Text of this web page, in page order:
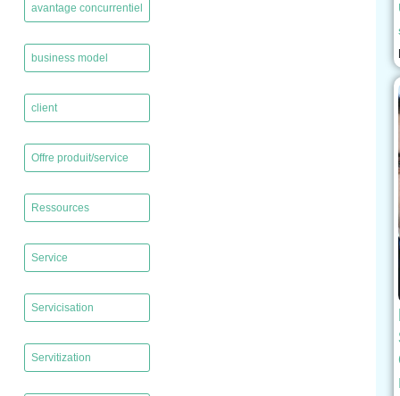
avantage concurrentiel
business model
client
Offre produit/service
Ressources
Service
Servicisation
Servitization